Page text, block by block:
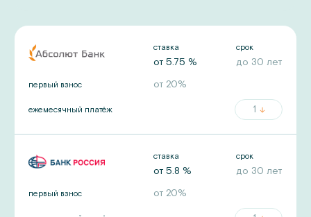
ставка
от 5.75 %
срок
до 30 лет
первый взнос от 20%
ежемесячный платёж 1
ставка
от 5.8 %
срок
до 30 лет
первый взнос от 20%